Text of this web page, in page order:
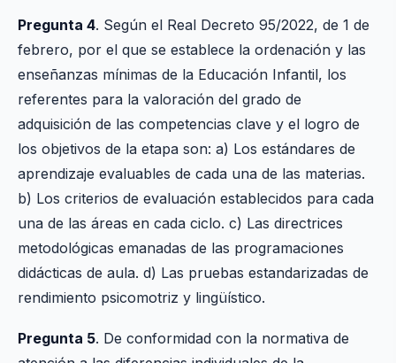
Pregunta 4. Según el Real Decreto 95/2022, de 1 de
febrero, por el que se establece la ordenación y las
enseñanzas mínimas de la Educación Infantil, los
referentes para la valoración del grado de
adquisición de las competencias clave y el logro de
los objetivos de la etapa son: a) Los estándares de
aprendizaje evaluables de cada una de las materias.
b) Los criterios de evaluación establecidos para cada
una de las áreas en cada ciclo. c) Las directrices
metodológicas emanadas de las programaciones
didácticas de aula. d) Las pruebas estandarizadas de
rendimiento psicomotriz y lingüístico.
Pregunta 5. De conformidad con la normativa de